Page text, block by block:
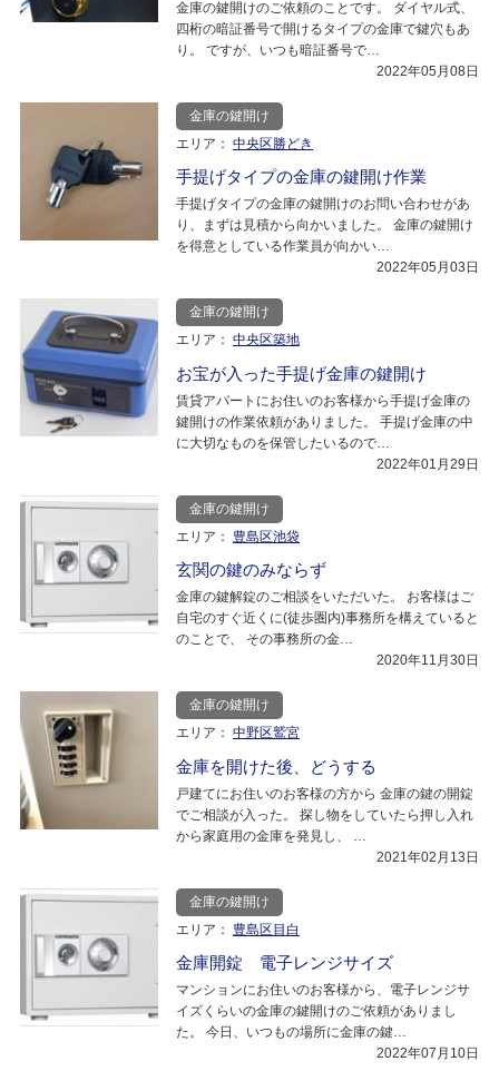
金庫の鍵開けのご依頼のことです。 ダイヤル式、
四桁の暗証番号で開けるタイプの金庫で鍵穴もあ
り。 ですが、いつも暗証番号で…
2022年05月08日
金庫の鍵開け
エリア： 中央区勝どき
手提げタイプの金庫の鍵開け作業
手提げタイプの金庫の鍵開けのお問い合わせがあ
り、まずは見積から向かいました。 金庫の鍵開け
を得意としている作業員が向かい…
2022年05月03日
金庫の鍵開け
エリア： 中央区築地
お宝が入った手提げ金庫の鍵開け
賃貸アパートにお住いのお客様から手提げ金庫の
鍵開けの作業依頼がありました。 手提げ金庫の中
に大切なものを保管したいるので…
2022年01月29日
金庫の鍵開け
エリア：
豊島区池袋
玄関の鍵のみならず
金庫の鍵解錠のご相談をいただいた。 お客様はご
自宅のすぐ近くに(徒歩圏内)事務所を構えていると
のことで、 その事務所の金…
2020年11月30日
金庫の鍵開け
エリア： 中野区鷲宮
金庫を開けた後、どうする
戸建てにお住いのお客様の方から 金庫の鍵の開錠
でご相談が入った。 探し物をしていたら押し入れ
から家庭用の金庫を発見し、 …
2021年02月13日
金庫の鍵開け
エリア：
豊島区目白
金庫開錠 電子レンジサイズ
マンションにお住いのお客様から、電子レンジサ
イズくらいの金庫の鍵開けのご依頼がありまし
た。 今日、いつもの場所に金庫の鍵…
2022年07月10日